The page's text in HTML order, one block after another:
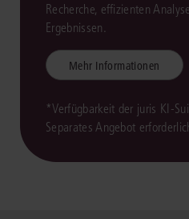
Recherche, effizienten
Ergebnissen.
Mehr Informationen
*Verfügbarkeit der juris KI-
Separates Angebot